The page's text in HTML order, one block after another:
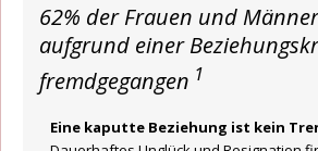
62% der Frauen und
aufgrund einer
fremdgegangen 1
Eine kaputte Beziehung ist kein